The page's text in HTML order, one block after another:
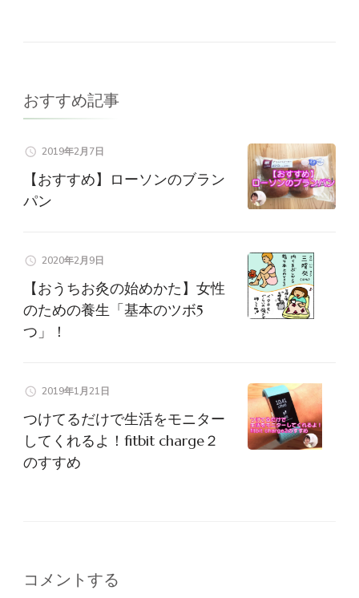
おすすめ記事
2019年2月7日
【おすすめ】ローソンのブラン
パン
2020年2月9日
【おうちお灸の始めかた】女性
のための養生「基本のツボ5
つ」！
2019年1月21日
つけてるだけで生活をモニター
してくれるよ！fitbit charge２
のすすめ
コメントする